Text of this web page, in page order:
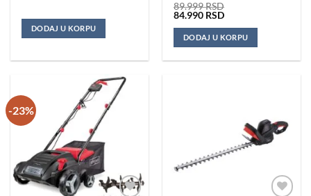
DODAJ U KORPU
89.999RSD
Originalna
bila:
89.999 RSD.
84.990 RSDTrenutna
je:
84.990 RSD.
DODAJ U KORPU
-23%